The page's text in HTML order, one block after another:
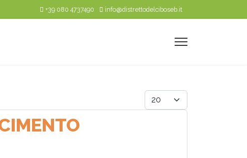
+39 080 4737490 info@distrettodelciboseb.it
Visualizza #